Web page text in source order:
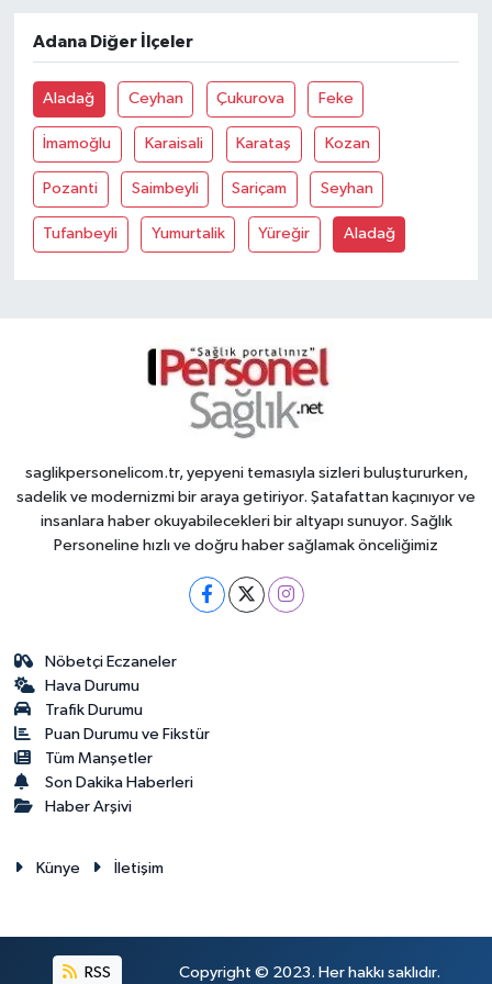
Adana Diğer İlçeler
Aladağ Ceyhan Çukurova Feke
İmamoğlu Karaisali Karataş Kozan
Pozanti Saimbeyli Sariçam Seyhan
Tufanbeyli Yumurtalik Yüreğir Aladağ
saglikpersonelicom.tr, yepyeni temasıyla sizleri buluştururken,
sadelik ve modernizmi bir araya getiriyor. Şatafattan kaçınıyor ve
insanlara haber okuyabilecekleri bir altyapı sunuyor. Sağlık
Personeline hızlı ve doğru haber sağlamak önceliğimiz
Nöbetçi Eczaneler
Hava Durumu
Trafik Durumu
Puan Durumu ve Fikstür
Tüm Manşetler
Son Dakika Haberleri
Haber Arşivi
Künye İletişim
RSS Copyright © 2023. Her hakkı saklıdır.